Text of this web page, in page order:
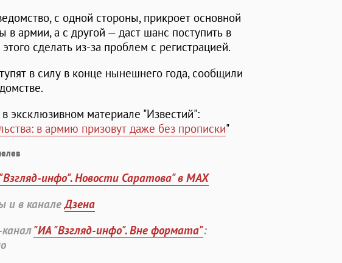
с одной стороны, прикроет основной
в армии, а с другой — даст шанс поступить в
сделать из-за проблем с регистрацией.
в силу в конце нынешнего года, сообщили
эксклюзивном материале "Известий":
в армию призовут даже без прописки"
инфо". Новости Саратова" в MAX
и в каналеДзена
"ИА "Взгляд-инфо". Вне формата":